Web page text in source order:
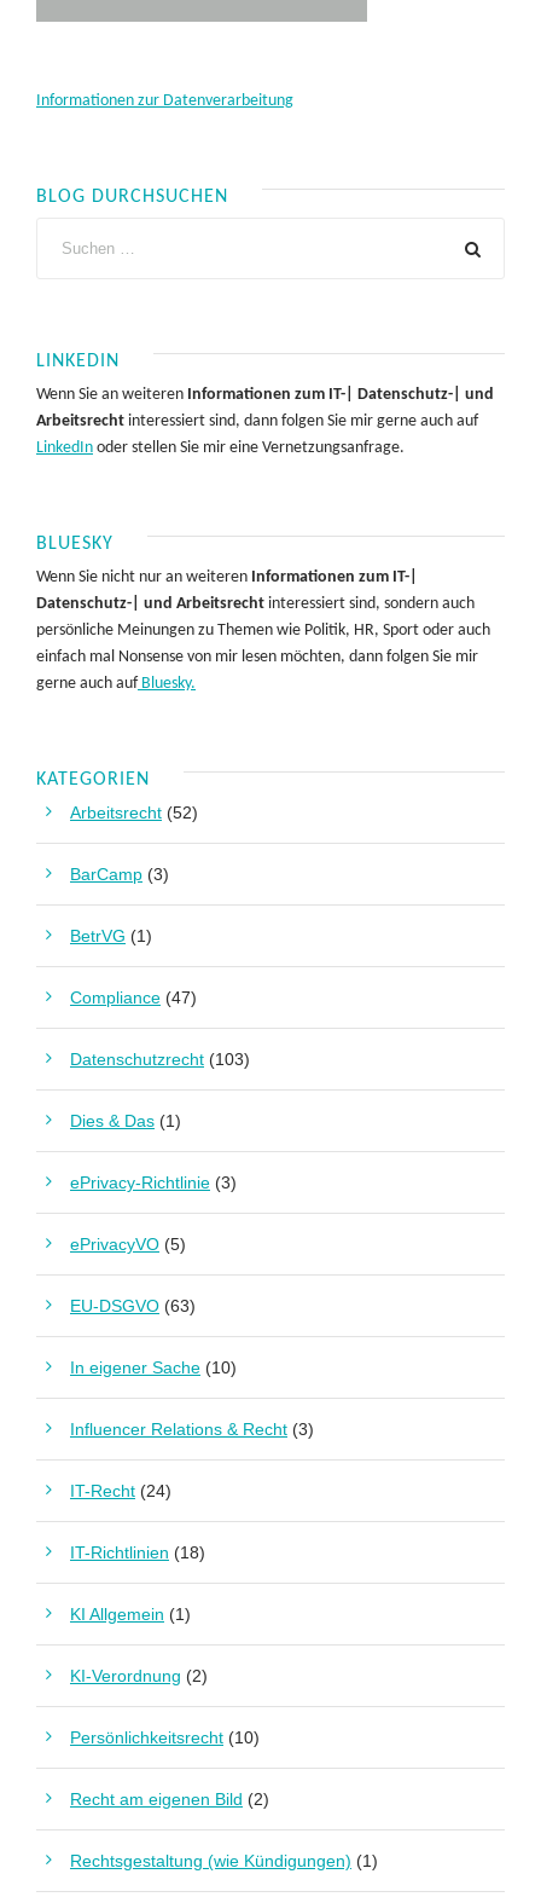
Informationen zur Datenverarbeitung
BLOG DURCHSUCHEN
LINKEDIN
Wenn Sie an weiteren Informationen zum IT-| Datenschutz-| und
Arbeitsrecht interessiert sind, dann folgen Sie mir gerne auch auf
LinkedIn oder stellen Sie mir eine Vernetzungsanfrage.
BLUESKY
Wenn Sie nicht nur an weiteren Informationen zum IT-|
Datenschutz-| und Arbeitsrecht interessiert sind, sondern auch
persönliche Meinungen zu Themen wie Politik, HR, Sport oder auch
einfach mal Nonsense von mir lesen möchten, dann folgen Sie mir
gerne auch aufBluesky.
KATEGORIEN
Arbeitsrecht (52)
BarCamp (3)
BetrVG (1)
Compliance (47)
Datenschutzrecht (103)
Dies & Das (1)
ePrivacy-Richtlinie (3)
ePrivacyVO (5)
EU-DSGVO (63)
In eigener Sache (10)
Influencer Relations & Recht (3)
IT-Recht (24)
IT-Richtlinien (18)
KI Allgemein (1)
KI-Verordnung (2)
Persönlichkeitsrecht (10)
Recht am eigenen Bild (2)
Rechtsgestaltung (wie Kündigungen) (1)